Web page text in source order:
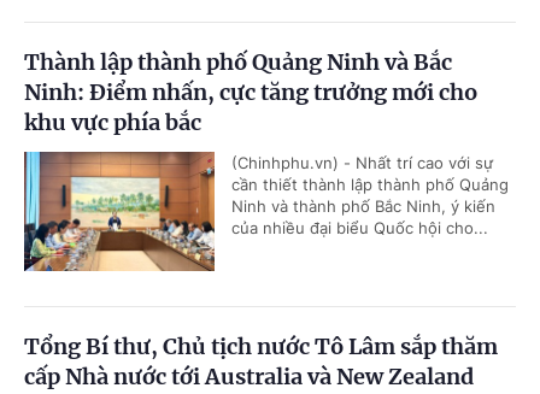
Thành lập thành phố Quảng Ninh và Bắc
Ninh: Điểm nhấn, cực tăng trưởng mới cho
khu vực phía bắc
(Chinhphu.vn) - Nhất trí cao với sự
cần thiết thành lập thành phố Quảng
Ninh và thành phố Bắc Ninh, ý kiến
của nhiều đại biểu Quốc hội cho...
Tổng Bí thư, Chủ tịch nước Tô Lâm sắp thăm
cấp Nhà nước tới Australia và New Zealand